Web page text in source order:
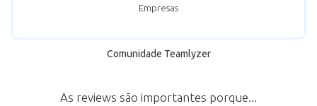
Empresas
Comunidade Teamlyzer
As reviews são importantes porque...